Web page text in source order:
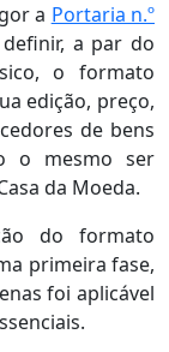
a Portaria n.º
a par do
o formato
edição, preço,
de bens
o mesmo ser
da Moeda.
do formato
primeira fase,
foi aplicável